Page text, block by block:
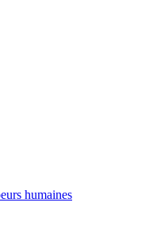
humaines